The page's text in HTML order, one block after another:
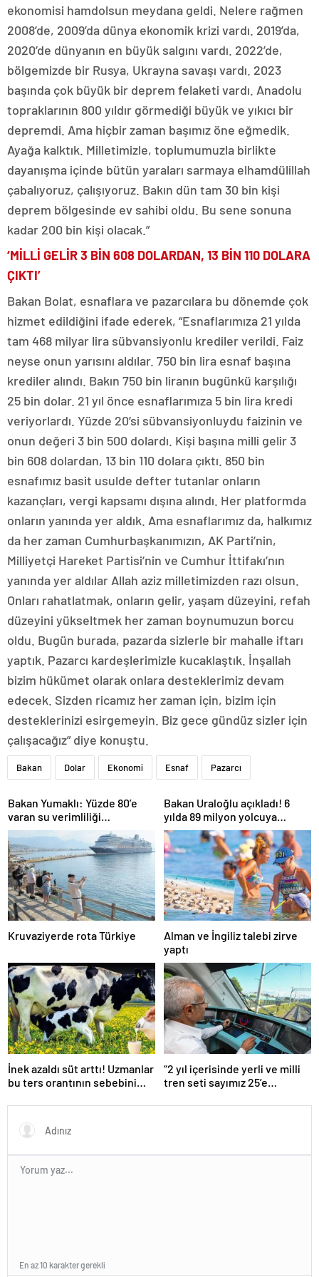
ekonomisi hamdolsun meydana geldi. Nelere rağmen
2008’de, 2009’da dünya ekonomik krizi vardı. 2019’da,
2020’de dünyanın en büyük salgını vardı. 2022’de,
bölgemizde bir Rusya, Ukrayna savaşı vardı. 2023
başında çok büyük bir deprem felaketi vardı. Anadolu
topraklarının 800 yıldır görmediği büyük ve yıkıcı bir
depremdi. Ama hiçbir zaman başımız öne eğmedik.
Ayağa kalktık. Milletimizle, toplumumuzla birlikte
dayanışma içinde bütün yaraları sarmaya elhamdülillah
çabalıyoruz, çalışıyoruz. Bakın dün tam 30 bin kişi
deprem bölgesinde ev sahibi oldu. Bu sene sonuna
kadar 200 bin kişi olacak.”
‘MİLLİ GELİR 3 BİN 608 DOLARDAN, 13 BİN 110 DOLARA
ÇIKTI’
Bakan Bolat, esnaflara ve pazarcılara bu dönemde çok
hizmet edildiğini ifade ederek, “Esnaflarımıza 21 yılda
tam 468 milyar lira sübvansiyonlu krediler verildi. Faiz
neyse onun yarısını aldılar. 750 bin lira esnaf başına
krediler alındı. Bakın 750 bin liranın bugünkü karşılığı
25 bin dolar. 21 yıl önce esnaflarımıza 5 bin lira kredi
veriyorlardı. Yüzde 20’si sübvansiyonluydu faizinin ve
onun değeri 3 bin 500 dolardı. Kişi başına milli gelir 3
bin 608 dolardan, 13 bin 110 dolara çıktı. 850 bin
esnafımız basit usulde defter tutanlar onların
kazançları, vergi kapsamı dışına alındı. Her platformda
onların yanında yer aldık. Ama esnaflarımız da, halkımız
da her zaman Cumhurbaşkanımızın, AK Parti’nin,
Milliyetçi Hareket Partisi’nin ve Cumhur İttifakı’nın
yanında yer aldılar Allah aziz milletimizden razı olsun.
Onları rahatlatmak, onların gelir, yaşam düzeyini, refah
düzeyini yükseltmek her zaman boynumuzun borcu
oldu. Bugün burada, pazarda sizlerle bir mahalle iftarı
yaptık. Pazarcı kardeşlerimizle kucaklaştık. İnşallah
bizim hükümet olarak onlara desteklerimiz devam
edecek. Sizden ricamız her zaman için, bizim için
desteklerinizi esirgemeyin. Biz gece gündüz sizler için
çalışacağız” diye konuştu.
Bakan Dolar Ekonomi Esnaf Pazarcı
Bakan Yumaklı: Yüzde 80’e
varan su verimliliği
sağlayabiliriz
Bakan Uraloğlu açıkladı! 6
yılda 89 milyon yolcuya
hizmet verdi
Kruvaziyerde rota Türkiye
Alman ve İngiliz talebi zirve
yaptı
İnek azaldı süt arttı! Uzmanlar
bu ters orantının sebebini
“2 yıl içerisinde yerli ve milli
tren seti sayımız 25’e
En az 10 karakter gerekli